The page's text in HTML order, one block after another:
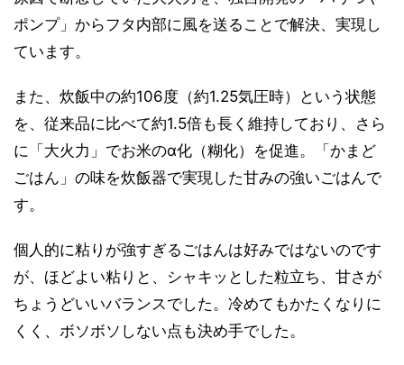
ポンプ」からフタ内部に風を送ることで解決、実現し
ています。
また、炊飯中の約106度（約1.25気圧時）という状態
を、従来品に比べて約1.5倍も長く維持しており、さら
に「大火力」でお米のα化（糊化）を促進。「かまど
ごはん」の味を炊飯器で実現した甘みの強いごはんで
す。
個人的に粘りが強すぎるごはんは好みではないのです
が、ほどよい粘りと、シャキッとした粒立ち、甘さが
ちょうどいいバランスでした。冷めてもかたくなりに
くく、ボソボソしない点も決め手でした。